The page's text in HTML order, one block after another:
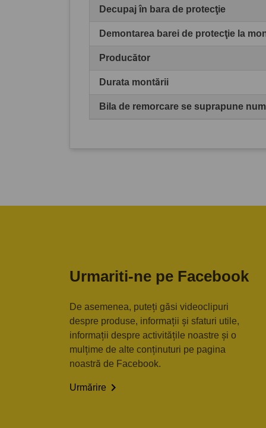
Decupaj în bara de protecţie
Demontarea barei de protecţie la
Producător
Durata montării
Bila de remorcare se suprapune
Urmariti-ne pe Facebook
De asemenea, puteți găsi videoclipuri
despre produse, informații și sfaturi utile,
informații despre activitățile noastre și o
mulțime de alte conținuturi pe pagina
noastră de Facebook.
Urmărire 